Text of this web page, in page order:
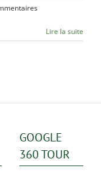
Lire la suite
GOOGLE
360 TOUR